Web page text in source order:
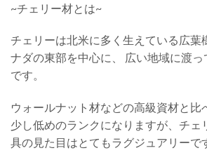
~チェリー材とは~
チェリーは北米に多く生えている広葉
ナダの東部を中心に、 広い地域に渡
です。
ウォールナット材などの高級資材と比
少し低めのランクになりますが、チェ
具の見た目はとてもラグジュアリーで